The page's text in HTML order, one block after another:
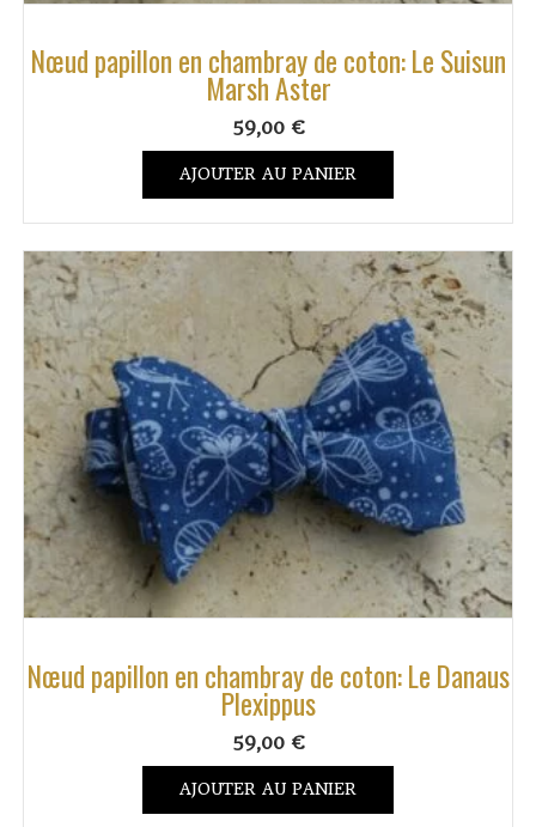
Nœud papillon en chambray de coton: Le Suisun
Marsh Aster
59,00 €
AJOUTER AU PANIER
Nœud papillon en chambray de coton: Le Danaus
Plexippus
59,00 €
AJOUTER AU PANIER